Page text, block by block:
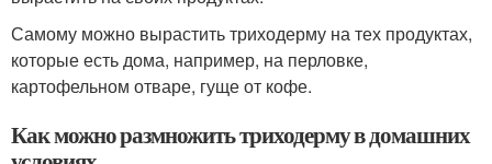
Самому можно вырастить триходерму на тех продуктах,
которые есть дома, например, на перловке,
картофельном отваре, гуще от кофе.
Как можно размножить триходерму в домашних